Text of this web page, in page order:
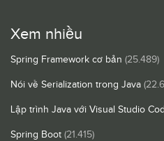
Xem nhiều
Spring Framework cơ bản (25.489)
Nói về Serialization trong Java
Lập trình Java với Visual Studio
Spring Boot (21.415)